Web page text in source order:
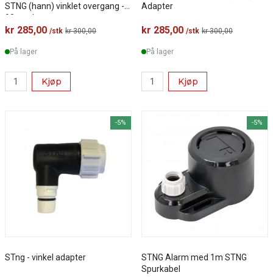
STNG (hann) vinklet overgang -
90 grader.
kr 285,00 /stk kr 300,00
På lager
Kjøp
Adapter
kr 285,00 /stk kr 300,00
På lager
Kjøp
-5%
STng - vinkel adapter
-5%
STNG Alarm med 1m STNG
Spurkabel